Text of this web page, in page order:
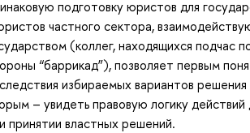
подготовку юристов для
частного сектора,
(коллег, находящихся подчас
“баррикад”), позволяет первым
избираемых вариантов
– увидеть правовую логику
принятии властных решений.